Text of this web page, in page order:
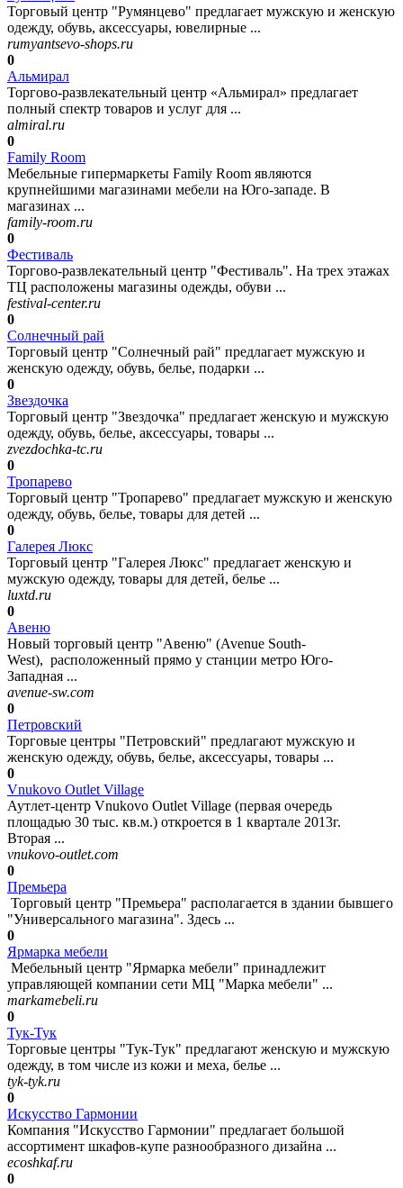
Торговый центр "Румянцево" предлагает мужскую и женскую
одежду, обувь, аксессуары, ювелирные ...
rumyantsevo-shops.ru
0
Альмирал
Торгово-развлекательный центр «Альмирал» предлагает
полный спектр товаров и услуг для ...
almiral.ru
0
Family Room
Мебельные гипермаркеты Family Room являются
крупнейшими магазинами мебели на Юго-западе. В
магазинах ...
family-room.ru
0
Фестиваль
Торгово-развлекательный центр "Фестиваль". На трех этажах
ТЦ расположены магазины одежды, обуви ...
festival-center.ru
0
Солнечный рай
Торговый центр "Солнечный рай" предлагает мужскую и
женскую одежду, обувь, белье, подарки ...
0
Звездочка
Торговый центр "Звездочка" предлагает женскую и мужскую
одежду, обувь, белье, аксессуары, товары ...
zvezdochka-tc.ru
0
Тропарево
Торговый центр "Тропарево" предлагает мужскую и женскую
одежду, обувь, белье, товары для детей ...
0
Галерея Люкс
Торговый центр "Галерея Люкс" предлагает женскую и
мужскую одежду, товары для детей, белье ...
luxtd.ru
0
Авеню
Новый торговый центр "Авеню" (Avenue South-
West), расположенный прямо у станции метро Юго-
Западная ...
avenue-sw.com
0
Петровский
Торговые центры "Петровский" предлагают мужскую и
женскую одежду, обувь, белье, аксессуары, товары ...
0
Vnukovo Outlet Village
Аутлет-центр Vnukovo Outlet Village (первая очередь
площадью 30 тыс. кв.м.) откроется в 1 квартале 2013г.
Вторая ...
vnukovo-outlet.com
0
Премьера
Торговый центр "Премьера" располагается в здании бывшего
"Универсального магазина". Здесь ...
0
Ярмарка мебели
Мебельный центр "Ярмарка мебели" принадлежит
управляющей компании сети МЦ "Марка мебели" ...
markamebeli.ru
0
Тук-Тук
Торговые центры "Тук-Тук" предлагают женскую и мужскую
одежду, в том числе из кожи и меха, белье ...
tyk-tyk.ru
0
Искусство Гармонии
Компания "Искусство Гармонии" предлагает большой
ассортимент шкафов-купе разнообразного дизайна ...
ecoshkaf.ru
0